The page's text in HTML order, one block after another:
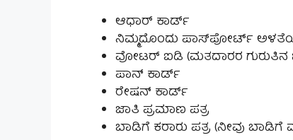
ಆಧಾರ್ ಕಾರ್ಡ್
ನಿಮ್ಮದೊಂದು ಪಾಸ್‌ಪೋರ್ಟ್
ವೋಟರ್ ಐಡಿ (ಮತದಾರರ ಗುರುತಿನ
ಪಾನ್ ಕಾರ್ಡ್
ರೇಷನ್ ಕಾರ್ಡ್
ಜಾತಿ ಪ್ರಮಾಣ ಪತ್ರ
ಬಾಡಿಗೆ ಕರಾರು ಪತ್ರ (ನೀವು ಬಾಡಿಗೆ